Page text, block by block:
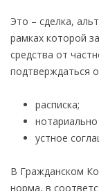
Это – сделка,
рамках которой
средства от
подтверждаться
расписка;
устное
В Гражданском
норма, в